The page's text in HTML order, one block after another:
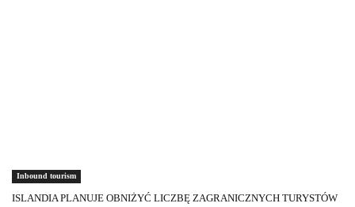
Inbound tourism
ISLANDIA PLANUJE OBNIŻYĆ LICZBĘ ZAGRANICZNYCH TURYSTÓW